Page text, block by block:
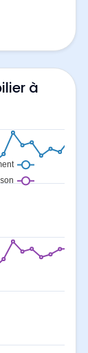
à